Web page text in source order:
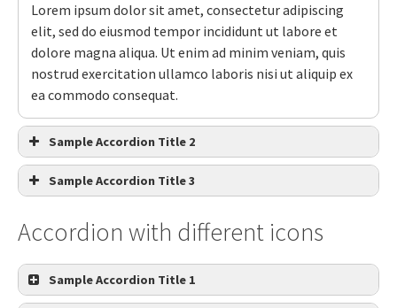
Lorem ipsum dolor sit amet, consectetur adipiscing
elit, sed do eiusmod tempor incididunt ut labore et
dolore magna aliqua. Ut enim ad minim veniam, quis
nostrud exercitation ullamco laboris nisi ut aliquip ex
ea commodo consequat.
Sample Accordion Title 2
Sample Accordion Title 3
Accordion with different icons
Sample Accordion Title 1